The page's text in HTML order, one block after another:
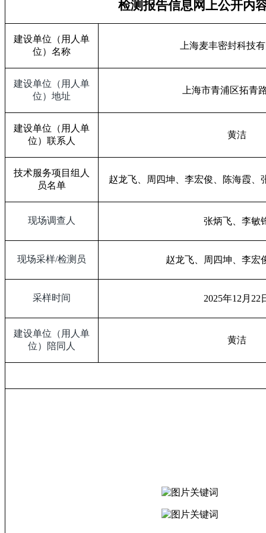
检测报告信息网上公开内
建设单位（用人单
位）名称
上海麦丰密封科技
建设单位（用人单
位）地址
上海市青浦区拓青
建设单位（用人单
位）联系人
黄洁
技术服务项目组人
员名单
赵龙飞、周四坤、李宏俊、陈海霞、
现场调查人 张炳飞、李敏
现场采样/检测员 赵龙飞、周四坤、李宏
采样时间 2025年12 月 22
建设单位（用人单
位）陪同人
黄洁